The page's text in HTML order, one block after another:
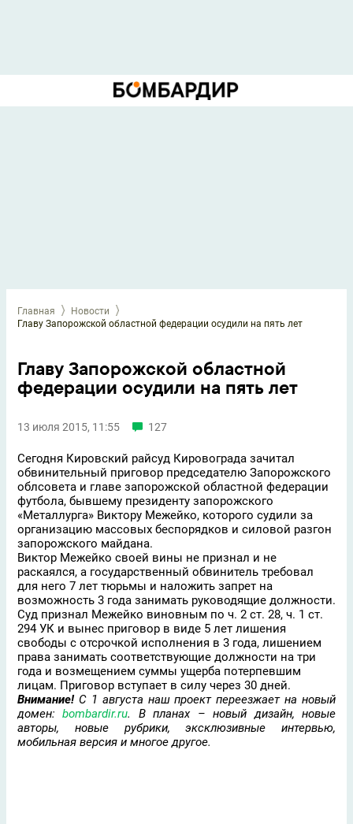
Главная
Новости
Главу Запорожской областной федерации осудили на пять лет
Главу Запорожской областной
федерации осудили на пять лет
13 июля 2015, 11:55 127
Сегодня Кировский райсуд Кировограда зачитал
обвинительный приговор председателю Запорожского
облсовета и главе запорожской областной федерации
футбола, бывшему президенту запорожского
«Металлурга» Виктору Межейко, которого судили за
организацию массовых беспорядков и силовой разгон
запорожского майдана.
Виктор Межейко своей вины не признал и не
раскаялся, а государственный обвинитель требовал
для него 7 лет тюрьмы и наложить запрет на
возможность 3 года занимать руководящие должности.
Суд признал Межейко виновным по ч. 2 ст. 28, ч. 1 ст.
294 УК и вынес приговор в виде 5 лет лишения
свободы с отсрочкой исполнения в 3 года, лишением
права занимать соответствующие должности на три
года и возмещением суммы ущерба потерпевшим
лицам. Приговор вступает в силу через 30 дней.
Внимание!С 1 августа наш проект переезжает на новый
домен: bombardir.ru. В планах – новый дизайн, новые
авторы, новые рубрики, эксклюзивные интервью,
мобильная версия и многое другое.